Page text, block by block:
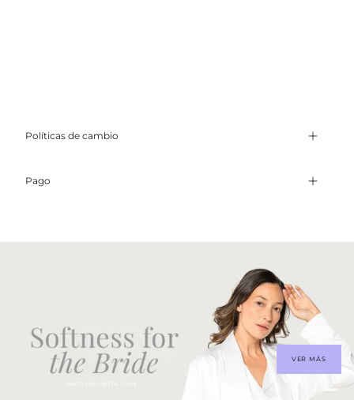
Políticas de cambio
Pago
VER MÁS